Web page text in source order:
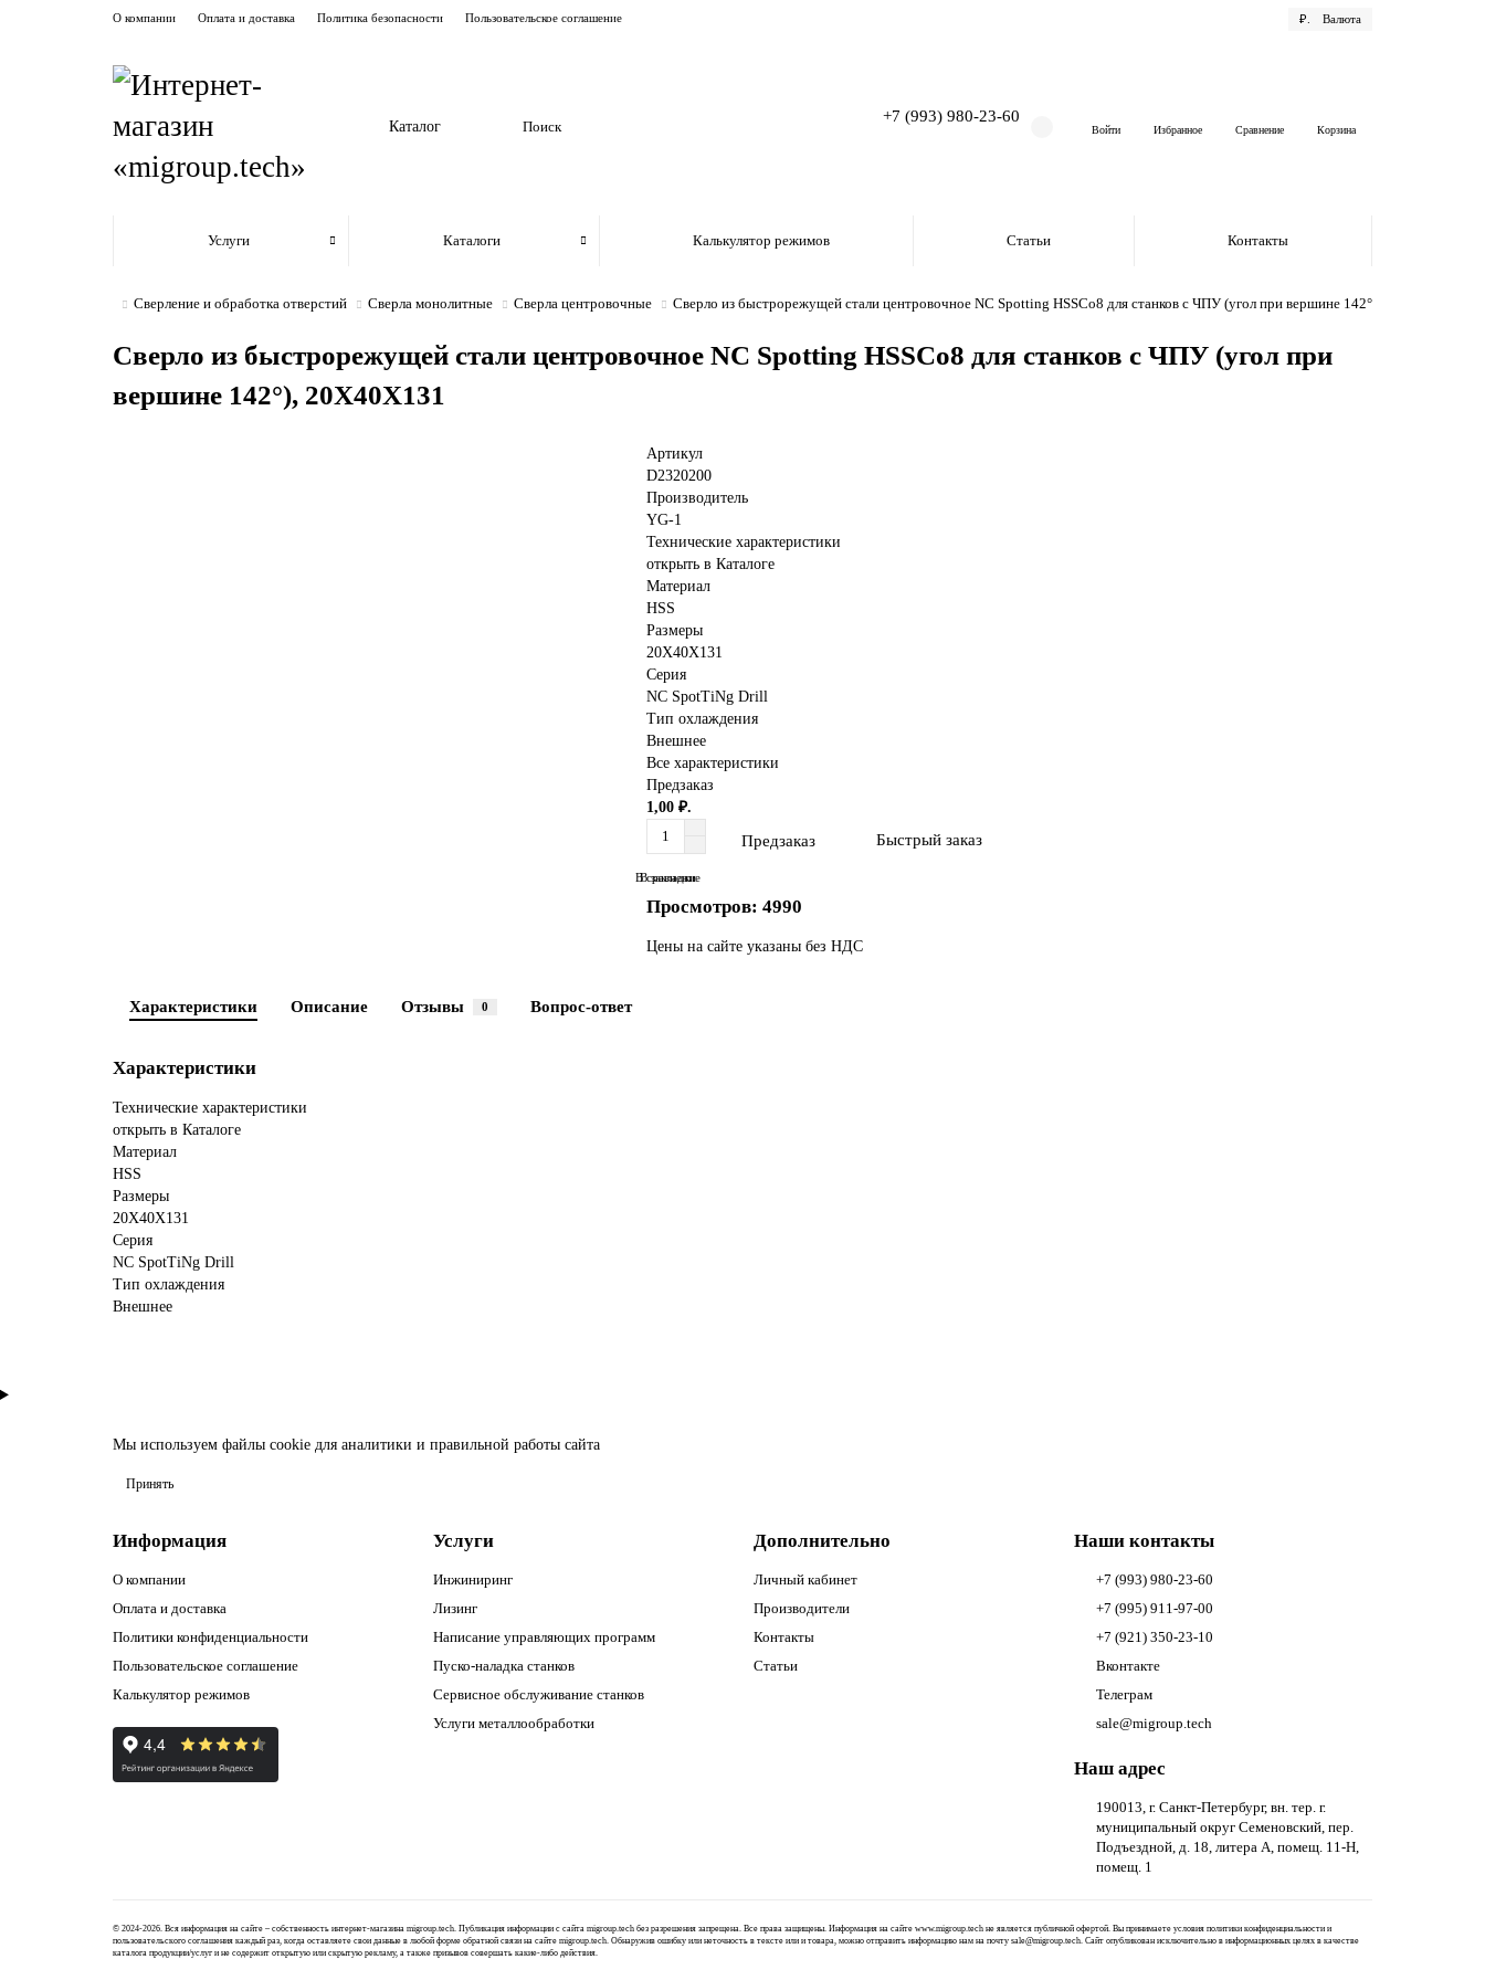
О компании Оплата и доставка Политика безопасности Пользовательское соглашение ₽. Валюта
Каталог
+7 (993) 980-23-60
Войти Избранное Сравнение Корзина
Услуги Каталоги Калькулятор режимов Статьи Контакты
Сверление и обработка отверстий Сверла монолитные Сверла центровочные Сверло из быстрорежущей стали центровочное NC Spotting HSSCo8 для станков с ЧПУ (угол при вершине 142°), 20X40X131
Сверло из быстрорежущей стали центровочное NC Spotting HSSCo8 для станков с ЧПУ (угол при
вершине 142°), 20X40X131
Артикул
D2320200
Производитель
YG-1
Технические характеристики
открыть в Каталоге
Материал
HSS
Размеры
20X40X131
Серия
NC SpotTiNg Drill
Тип охлаждения
Внешнее
Все характеристики
Предзаказ
1,00 ₽.
Предзаказ Быстрый заказ
В закладки
В сравнение
Просмотров: 4990
Цены на сайте указаны без НДС
Характеристики Описание Отзывы 0 Вопрос-ответ
Характеристики
Технические характеристики
открыть в Каталоге
Материал
HSS
Размеры
20X40X131
Серия
NC SpotTiNg Drill
Тип охлаждения
Внешнее
Мы используем файлы cookie для аналитики и правильной работы сайта
Принять
Информация
О компании
Оплата и доставка
Политики конфиденциальности
Пользовательское соглашение
Калькулятор режимов
Услуги
Инжиниринг
Лизинг
Написание управляющих программ
Пуско-наладка станков
Сервисное обслуживание станков
Услуги металлообработки
Дополнительно
Личный кабинет
Производители
Контакты
Статьи
Наши контакты
+7 (993) 980-23-60
+7 (995) 911-97-00
+7 (921) 350-23-10
Вконтакте
Телеграм
sale@migroup.tech
Наш адрес
190013, г. Санкт-Петербург, вн. тер. г.
муниципальный округ Семеновский, пер.
Подъездной, д. 18, литера А, помещ. 11-Н,
помещ. 1
© 2024-2026. Вся информация на сайте – собственность интернет-магазина migroup.tech. Публикация информации с сайта migroup.tech без разрешения запрещена. Все права защищены. Информация на сайте www.migroup.tech не является публичной офертой. Вы принимаете условия политики конфиденциальности и
пользовательского соглашения каждый раз, когда оставляете свои данные в любой форме обратной связи на сайте migroup.tech. Обнаружив ошибку или неточность в тексте или и товара, можно отправить информацию нам на почту sale@migroup.tech. Сайт опубликован исключительно в информационных целях в качестве
каталога продукции/услуг и не содержит открытую или скрытую рекламу, а также призывов совершать какие-либо действия.